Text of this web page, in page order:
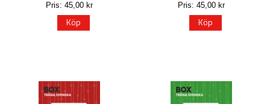
Pris: 45,00 kr
Köp
Pris: 45,00 kr
Köp